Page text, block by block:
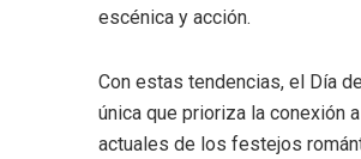
escénica y acción.
Con estas tendencias, el Día
única que prioriza la conexión
actuales de los festejos